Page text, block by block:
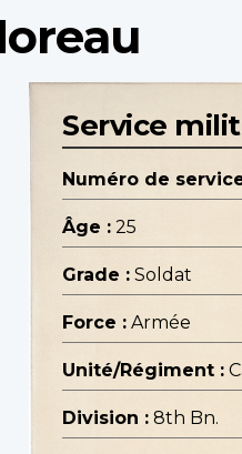
Service
Numéro de
Âge : 25
Grade : Soldat
Force : Armée
Unité/Régiment :
Division : 8th Bn.